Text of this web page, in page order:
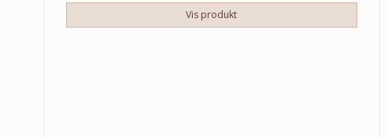
Vis produkt